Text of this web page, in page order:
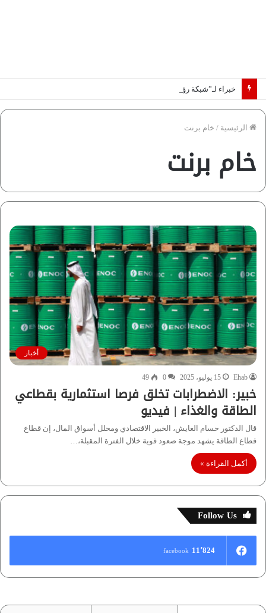
خبراء لـ”شبكة رؤية”: «اتفاق مكة» يغيّر قواعد اللعبة بالشرق الأوسط
الرئيسية / خام برنت
خام برنت
أخبار
Ehab 15 يوليو، 2025 0
49
خبير: الاضطرابات تخلق فرصا استثمارية بقطاعي
الطاقة والغذاء | فيديو
قال الدكتور حسام الغايش، الخبير الاقتصادي ومحلل أسواق المال، إن قطاع
قطاع الطاقة يشهد موجة صعود قوية خلال الفترة المقبلة،…
أكمل القراءة »
Follow Us
11٬824 facebook